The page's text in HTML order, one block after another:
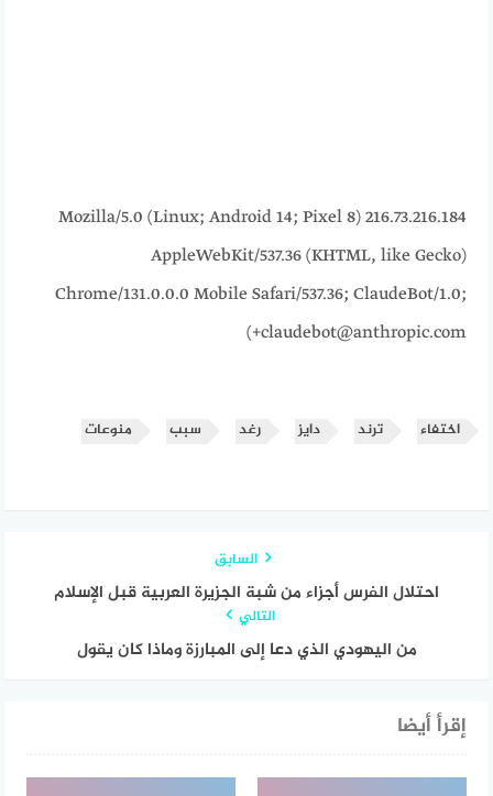
216.73.216.184 Mozilla/5.0 (Linux; Android 14; Pixel 8)
AppleWebKit/537.36 (KHTML, like Gecko)
Chrome/131.0.0.0 Mobile Safari/537.36; ClaudeBot/1.0;
+claudebot@anthropic.com)
اختفاء ترند دايز رغد سبب منوعات
السابق
احتلال الفرس أجزاء من شبة الجزيرة العربية قبل الإسلام
التالي
من اليهودي الذي دعا إلى المبارزة وماذا كان يقول
إقرأ أيضا